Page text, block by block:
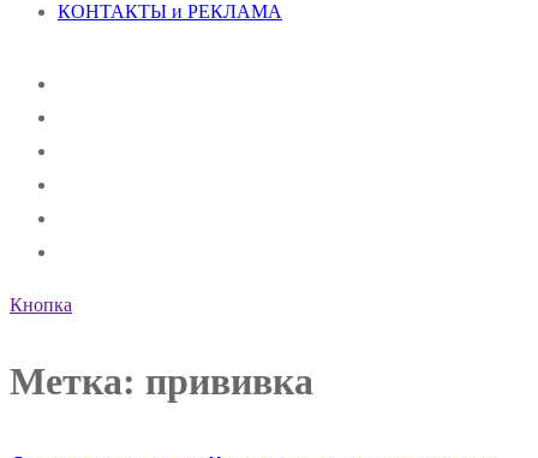
КОНТАКТЫ и РЕКЛАМА
Кнопка
Метка: прививка